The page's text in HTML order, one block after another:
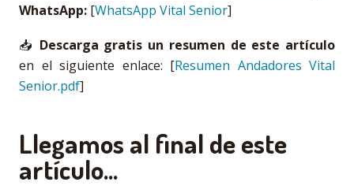
WhatsApp: [WhatsApp Vital Senior]
📥 Descarga gratis un resumen de este artículo
en el siguiente enlace: [Resumen Andadores Vital
Senior.pdf]
Llegamos al final de este
artículo...